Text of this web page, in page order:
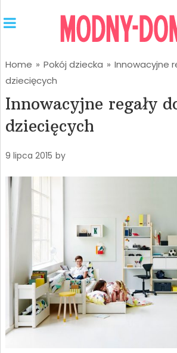
Home » Pokój dziecka » Innowacyjne
dziecięcych
Innowacyjne regały
dziecięcych
9 lipca 2015 by